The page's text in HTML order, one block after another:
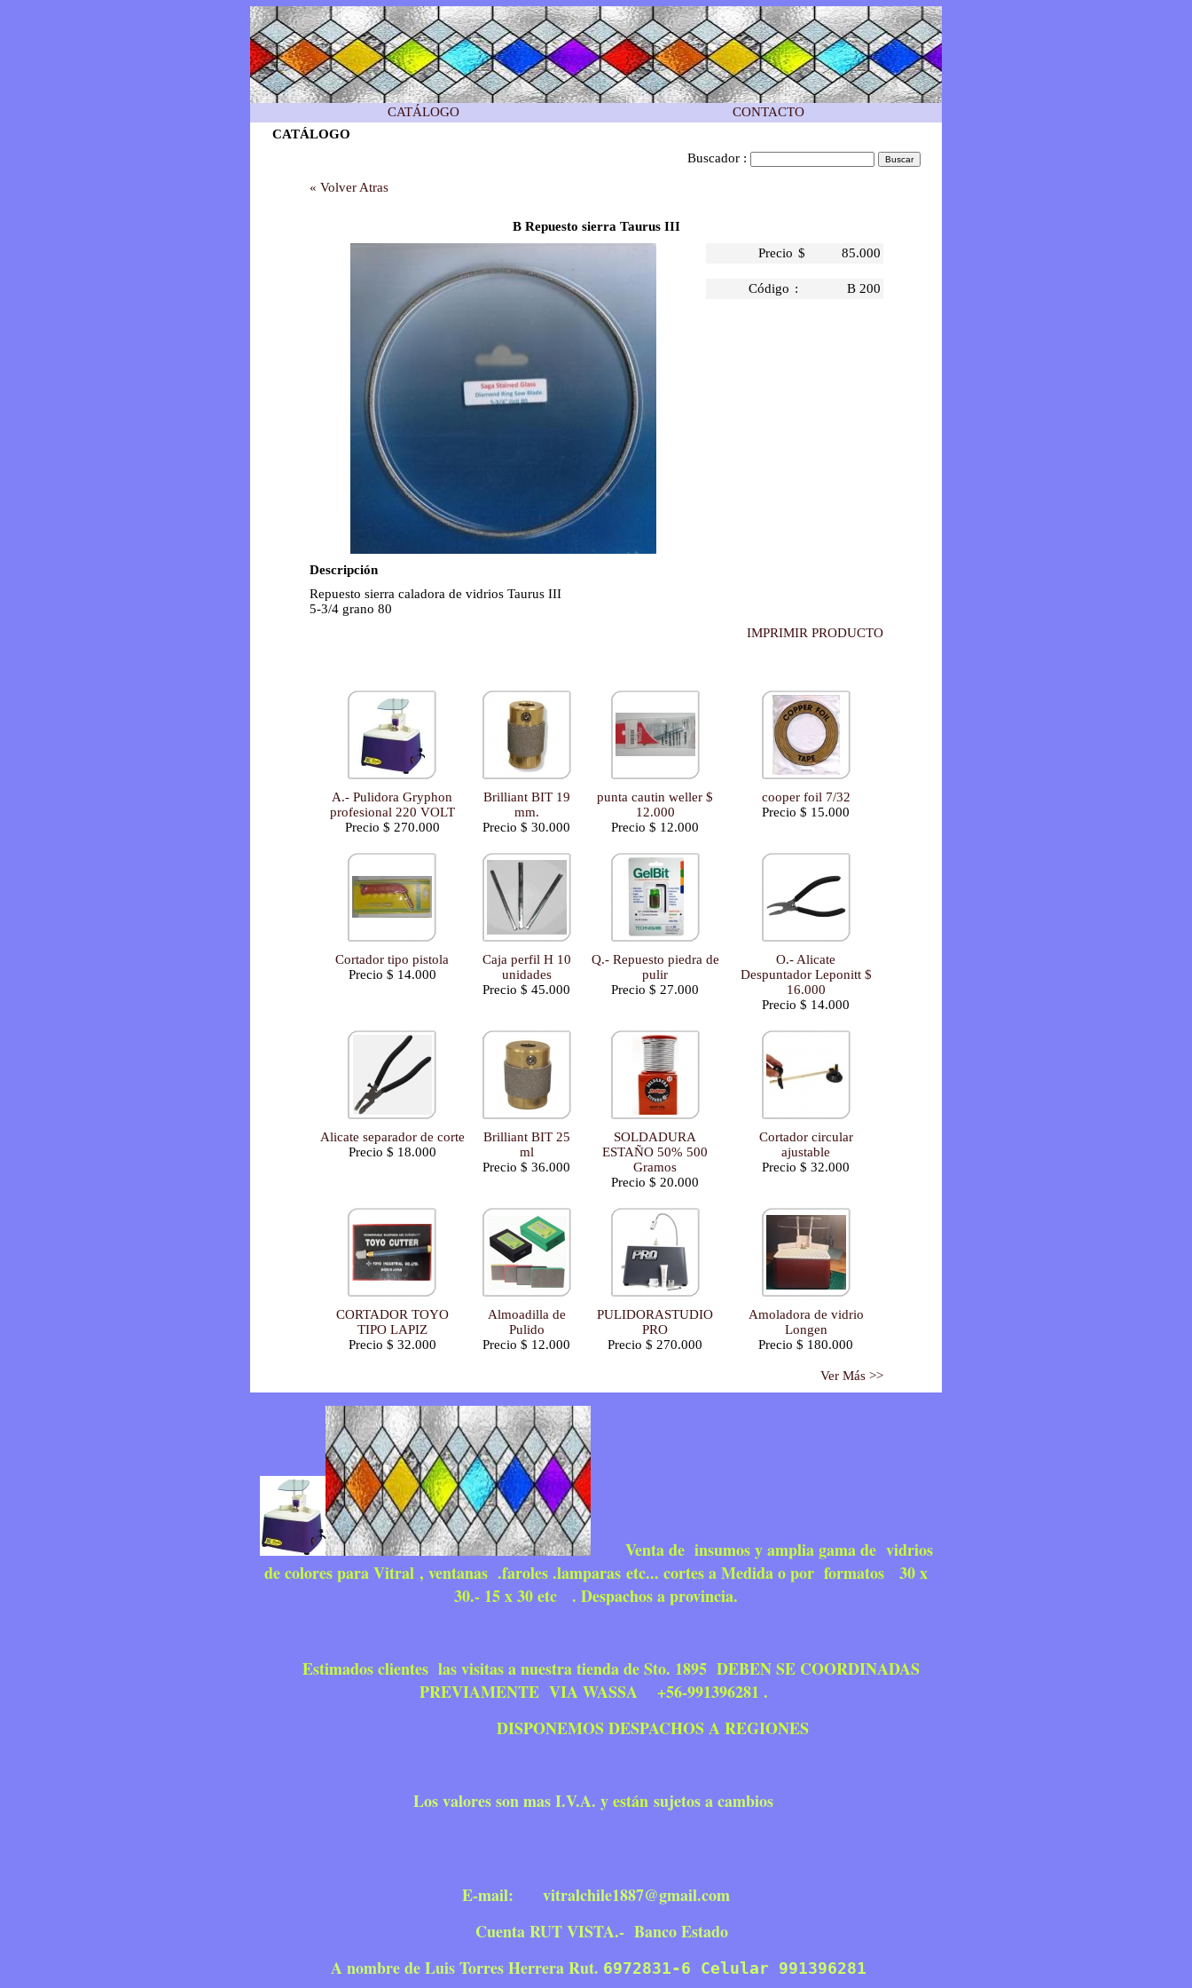
CATÁLOGO
CONTACTO
CATÁLOGO
Buscador :
« Volver Atras
B Repuesto sierra Taurus III
Precio $ 85.000
Código : B 200
Descripción
Repuesto sierra caladora de vidrios Taurus III
5-3/4 grano 80
IMPRIMIR PRODUCTO
A.- Pulidora Gryphon
profesional 220 VOLT
Precio $ 270.000
Brilliant BIT 19
mm.
Precio $ 30.000
punta cautin weller $
12.000
Precio $ 12.000
cooper foil 7/32
Precio $ 15.000
Cortador tipo pistola
Precio $ 14.000
Caja perfil H 10
unidades
Precio $ 45.000
Q.- Repuesto piedra de
pulir
Precio $ 27.000
O.- Alicate
Despuntador Leponitt $
16.000
Precio $ 14.000
Alicate separador de corte
Precio $ 18.000
Brilliant BIT 25
ml
Precio $ 36.000
SOLDADURA
ESTAÑO 50% 500
Gramos
Precio $ 20.000
Cortador circular
ajustable
Precio $ 32.000
CORTADOR TOYO
TIPO LAPIZ
Precio $ 32.000
Almoadilla de
Pulido
Precio $ 12.000
PULIDORASTUDIO
PRO
Precio $ 270.000
Amoladora de vidrio
Longen
Precio $ 180.000
Ver Más >>
Venta de insumos y amplia gama de vidrios
de colores para Vitral , ventanas .faroles .lamparas etc... cortes a Medida o por formatos 30 x
30.- 15 x 30 etc . Despachos a provincia.
Estimados clientes las visitas a nuestra tienda de Sto. 1895 DEBEN SE COORDINADAS
PREVIAMENTE VIA WASSA +56-991396281 .
DISPONEMOS DESPACHOS A REGIONES
Los valores son mas I.V.A. yestán sujetos a cambios
E-mail: vitralchile1887@gmail.com
Cuenta RUT VISTA.- Banco Estado
A nombre de Luis Torres Herrera Rut. 6972831-6 Celular 991396281